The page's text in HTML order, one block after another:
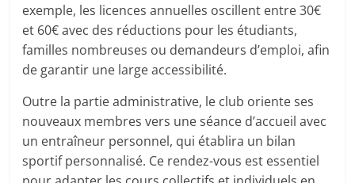
exemple, les licences annuelles oscillent entre 30€
et 60€ avec des réductions pour les étudiants,
familles nombreuses ou demandeurs d’emploi, afin
de garantir une large accessibilité.
Outre la partie administrative, le club oriente ses
nouveaux membres vers une séance d’accueil avec
un entraîneur personnel, qui établira un bilan
sportif personnalisé. Ce rendez-vous est essentiel